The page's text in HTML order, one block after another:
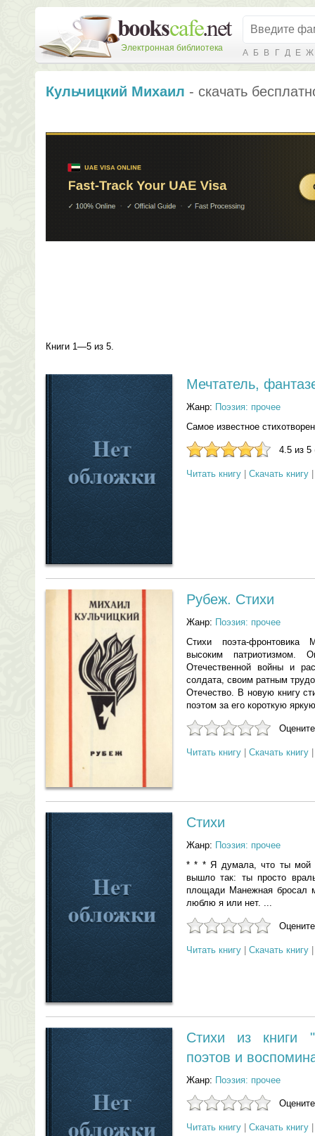
Электронная библиотека А Б В Г Д Е Ж
Кульчицкий Михаил - скачать
Книги 1—5 из 5.
Мечтатель,
Жанр: Поэзия: прочее
Самое известное
4.5 из 5
Читать книгу Скачать книгу
Рубеж. Стихи
Жанр: Поэзия: прочее
Стихи поэта-фронтовика
высоким патриотизмом.
Отечественной войны и
солдата, своим ратным
Отечество. В новую книгу
поэтом за его короткую
Читать книгу Скачать книгу
Стихи
Жанр: Поэзия: прочее
* * * Я думала, что ты мой
вышло так: ты просто
площади Манежная бросал
люблю я или нет. ...
Читать книгу Скачать книгу
Стихи из книги
поэтов и
Жанр: Поэзия: прочее
Читать книгу Скачать книгу